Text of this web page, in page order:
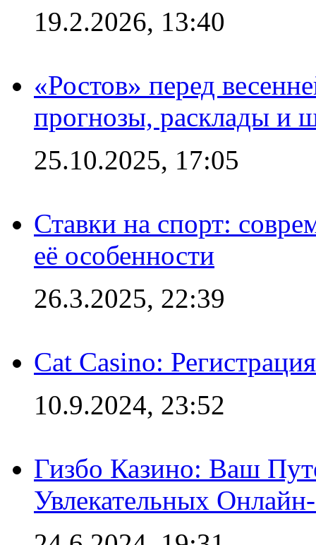
19.2.2026, 13:40
«Ростов» перед
прогнозы, расклады и
25.10.2025, 17:05
Ставки на спорт:
её особенности
26.3.2025, 22:39
Cat Casino:
10.9.2024, 23:52
Гизбо Казино: Ваш
Увлекательных